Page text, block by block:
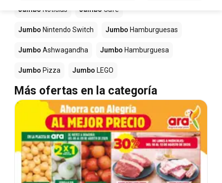
Jumbo Noticias Jumbo Café
Jumbo Nintendo Switch Jumbo Hamburguesas
Jumbo Ashwagandha Jumbo Hamburguesa
Jumbo Pizza Jumbo LEGO
Más ofertas en la categoría